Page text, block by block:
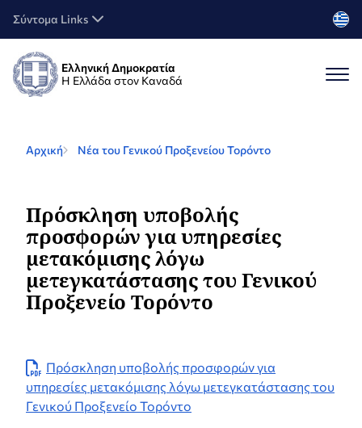
Σύντομα Links
Ελληνική Δημοκρατία
Η Ελλάδα στον Καναδά
Αρχική Νέα του Γενικού Προξενείου Τορόντο
Πρόσκληση υποβολής
προσφορών για υπηρεσίες
μετακόμισης λόγω
μετεγκατάστασης του Γενικού
Προξενείο Τορόντο
Πρόσκληση υποβολής προσφορών για
υπηρεσίες μετακόμισης λόγω μετεγκατάστασης του
Γενικού Προξενείο Τορόντο